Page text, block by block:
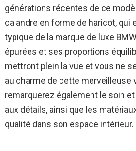
générations récentes de ce
calandre en forme de haricot, qui
typique de la marque de luxe
épurées et ses proportions
mettront plein la vue et vous ne
au charme de cette merveilleuse
remarquerez également le soin
aux détails, ainsi que les
qualité dans son espace intérieur.